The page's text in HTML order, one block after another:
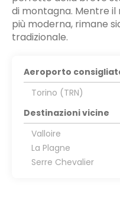
di montagna. Mentre
più moderna, rimane
tradizionale.
Aeroporto
Torino (TRN)
Destinazioni vicine
Valloire
La Plagne
Serre Chevalier